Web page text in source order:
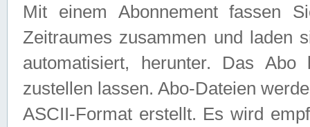
Mit einem Abonnement fassen
Zeitraumes zusammen und laden
automatisiert, herunter. Das
zustellen lassen. Abo-Dateien
ASCII-Format erstellt. Es wird